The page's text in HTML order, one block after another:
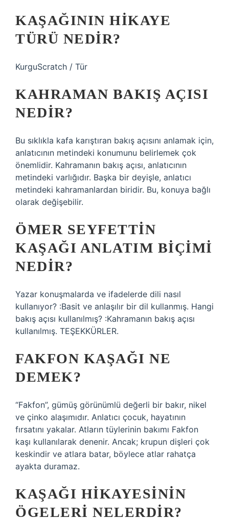
KAŞAĞININ HIKAYE
TÜRÜ NEDIR?
KurguScratch / Tür
KAHRAMAN BAKIŞ AÇISI
NEDIR?
Bu sıklıkla kafa karıştıran bakış açısını anlamak için,
anlatıcının metindeki konumunu belirlemek çok
önemlidir. Kahramanın bakış açısı, anlatıcının
metindeki varlığıdır. Başka bir deyişle, anlatıcı
metindeki kahramanlardan biridir. Bu, konuya bağlı
olarak değişebilir.
ÖMER SEYFETTIN
KAŞAĞI ANLATIM BIÇIMI
NEDIR?
Yazar konuşmalarda ve ifadelerde dili nasıl
kullanıyor? :Basit ve anlaşılır bir dil kullanmış. Hangi
bakış açısı kullanılmış? :Kahramanın bakış açısı
kullanılmış. TEŞEKKÜRLER.
FAKFON KAŞAĞI NE
DEMEK?
“Fakfon”, gümüş görünümlü değerli bir bakır, nikel
ve çinko alaşımıdır. Anlatıcı çocuk, hayatının
fırsatını yakalar. Atların tüylerinin bakımı Fakfon
kaşı kullanılarak denenir. Ancak; krupun dişleri çok
keskindir ve atlara batar, böylece atlar rahatça
ayakta duramaz.
KAŞAĞI HIKAYESININ
ÖGELERI NELERDIR?